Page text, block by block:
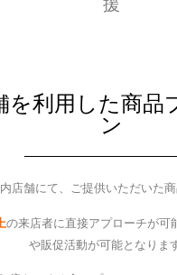
援
を利用した商品
ン
店舗にて、ご提供いただいた商
の来店者に直接アプローチが可
や販促活動が可能となりま